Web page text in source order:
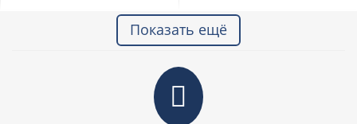
внутренней резьбы в з
Показать ещё